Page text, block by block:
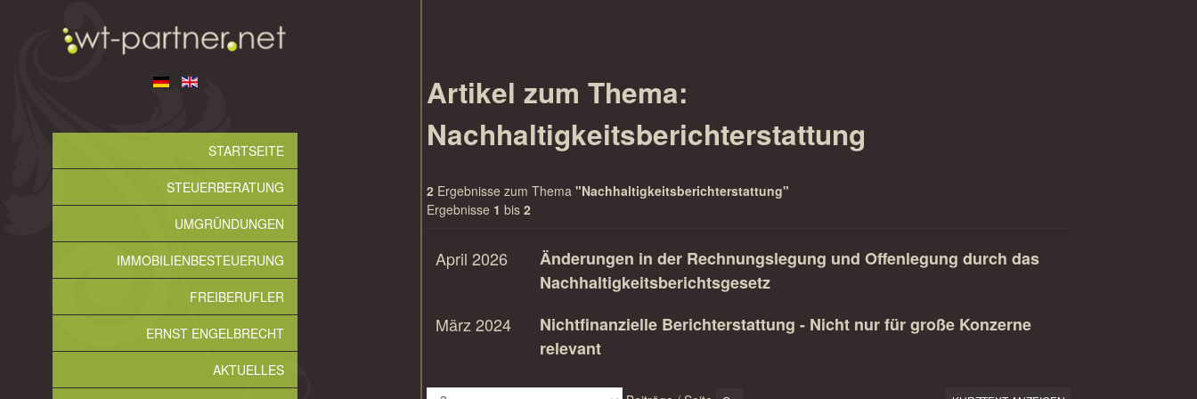
STARTSEITE
STEUERBERATUNG
UMGRÜNDUNGEN
IMMOBILIENBESTEUERUNG
FREIBERUFLER
ERNST ENGELBRECHT
AKTUELLES
Artikel zum Thema:
Nachhaltigkeitsberichterstattung
2Ergebnisse zum Thema "Nachhaltigkeitsberichterstattung"
Ergebnisse 1 bis 2
April 2026
Änderungen in der Rechnungslegung und Offenlegung durch das
Nachhaltigkeits­berichts­gesetz
März 2024
Nichtfinanzielle Berichterstattung - Nicht nur für große Konzerne
relevant